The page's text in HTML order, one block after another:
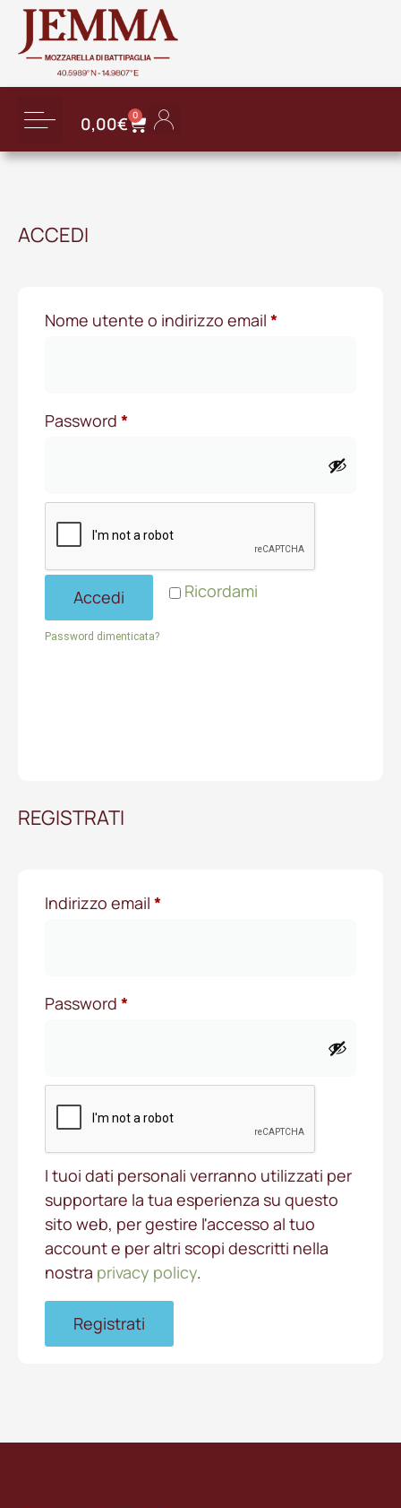
0,00€ 0
ACCEDI
Nome utente o indirizzo email *
Password *
Ricordami
Accedi
Password dimenticata?
REGISTRATI
Indirizzo email *
Password *
I tuoi dati personali verranno utilizzati per
supportare la tua esperienza su questo
sito web, per gestire l'accesso al tuo
account e per altri scopi descritti nella
nostra privacy policy.
Registrati